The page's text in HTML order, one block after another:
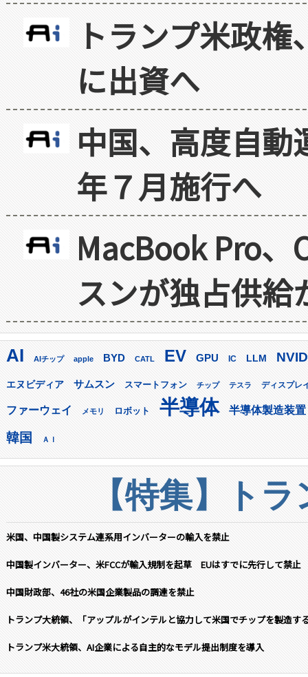
トランプ米政
に出資へ
中国、高度自
年７月施行へ
MacBook Pro
スンが独占供給
AI AIチップ apple BYD CATL EV GPU IC LLM
エヌビディア サムスン スマートフォン チップ テスラ ディスプレ
ファーウェイ メモリ ロボット 半導体 半導体製造装置
韓国 ＡＩ
【特集】ト
米国、中国製システム連系用インバーターの輸入を禁止
中国製インバーター、米FCCが輸入規制を起草 EUはすでに先行して禁止
中国財政部、46社の米国企業製品の調達を禁止
トランプ大統領、「アップルがインテルと協力して米国でチップを製造す
トランプ米大統領、AI企業による自主的なモデル提出制度を導入